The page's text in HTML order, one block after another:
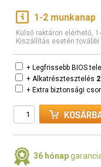
1-2 munkanap
Külső raktáron elérhető,
Kiszállítás esetén további
+ Legfrissebb BIOS
+ Alkatrésztesztelés
+ Extra biztonsági
36 hónap